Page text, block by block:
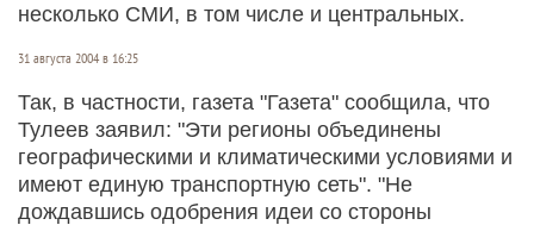
несколько СМИ, в том числе и центральных.
31 августа 2004 в 16:25
Так, в частности, газета "Газета" сообщила, что
Тулеев заявил: "Эти регионы объединены
географическими и климатическими условиями и
имеют единую транспортную сеть". "Не
дождавшись одобрения идеи со стороны